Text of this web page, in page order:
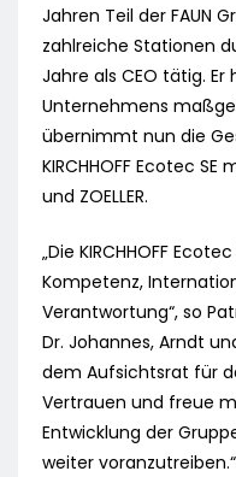
Jahren Teil der FAUN
zahlreiche Stationen
Jahre als CEO tätig.
Unternehmens
übernimmt nun die
KIRCHHOFF Ecotec
und ZOELLER.
„Die KIRCHHOFF
Kompetenz,
Verantwortung“, so
Dr. Johannes, Arndt
dem Aufsichtsrat für
Vertrauen und freue
Entwicklung der
weiter voranzutreiben.“